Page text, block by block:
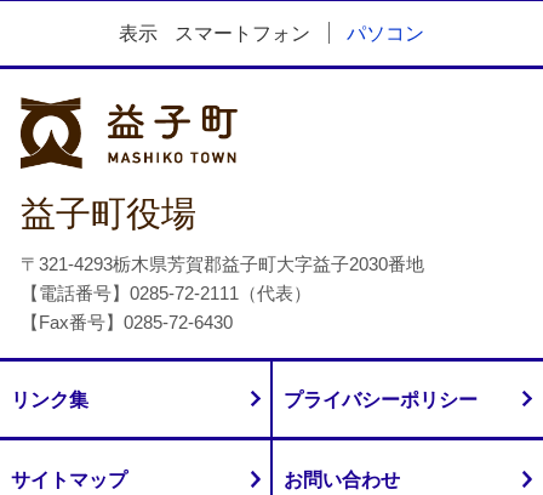
表示 スマートフォン パソコン
益子町役場
〒321-4293栃木県芳賀郡益子町大字益子2030番地
【電話番号】0285-72-2111（代表）
【Fax番号】0285-72-6430
リンク集 プライバシーポリシー
サイトマップ お問い合わせ